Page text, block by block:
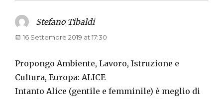
Stefano Tibaldisays:
16 Settembre 2019 at 17:30
Propongo Ambiente, Lavoro, Istruzione e
Cultura, Europa: ALICE
Intanto Alice (gentile e femminile) è meglio di